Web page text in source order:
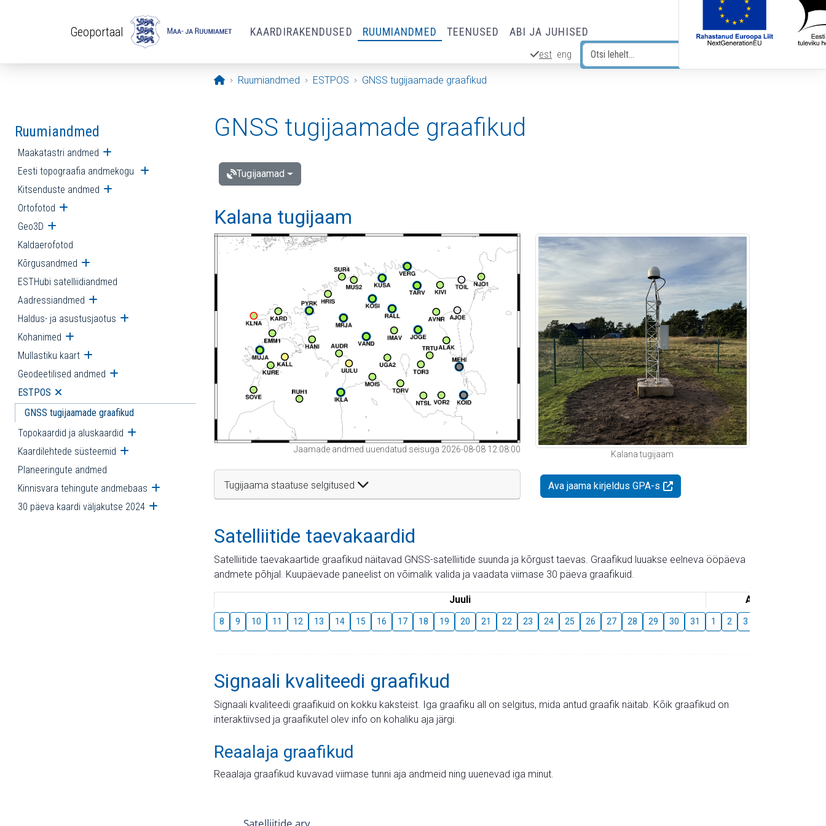
Geoportaal KAARDIRAKENDUSED RUUMIANDMED TEENUSED ABI JA JUHISED
est eng
Avaleht
Ruumiandmed ESTPOS GNSS tugijaamade graafikud
Ruumiandmed
Maakatastri andmed Ava alammenüü
Eesti topograafia andmekogu Ava alammenüü
Kitsenduste andmed Ava alammenüü
Ortofotod Ava alammenüü
Geo3D Ava alammenüü
Kaldaerofotod
Kõrgusandmed Ava alammenüü
ESTHubi satelliidiandmed
Aadressiandmed Ava alammenüü
Haldus- ja asustusjaotus Ava alammenüü
Kohanimed Ava alammenüü
Mullastiku kaart Ava alammenüü
Geodeetilised andmed Ava alammenüü
ESTPOS Ava alammenüü
GNSS tugijaamade graafikud
Topokaardid ja aluskaardid Ava alammenüü
Kaardilehtede süsteemid Ava alammenüü
Planeeringute andmed
Kinnisvara tehingute andmebaas Ava alammenüü
30 päeva kaardi väljakutse 2024 Ava alammenüü
GNSS tugijaamade graafikud
Tugijaamad
Kalana tugijaam
Jaamade andmed uuendatud seisuga 2026-08-08 12:08:00
Tugijaama staatuse selgitused
Kalana tugijaam
Ava jaama kirjeldus GPA-s
Satelliitide taevakaardid
Satelliitide taevakaartide graafikud näitavad GNSS-satelliitide suunda ja kõrgust taevas. Graafikud luuakse eelneva ööpäeva
andmete põhjal. Kuupäevade paneelist on võimalik valida ja vaadata viimase 30 päeva graafikuid.
Juuli August
8 9 10 11 12 13 14 15 16 17 18 19 20 21 22 23 24 25 26 27 28 29 30 31 1 2 3
Signaali kvaliteedi graafikud
Signaali kvaliteedi graafikuid on kokku kaksteist. Iga graafiku all on selgitus, mida antud graafik näitab. Kõik graafikud on
interaktiivsed ja graafikutel olev info on kohaliku aja järgi.
Reaalaja graafikud
Reaalaja graafikud kuvavad viimase tunni aja andmeid ning uuenevad iga minut.